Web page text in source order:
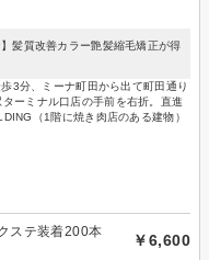
髪質改善カラー艶髪縮毛矯正が得
3分、ミーナ町田から出て町田通り
ーミナル口店の手前を右折。直進
（1階に焼き肉店のある建物）
ステ装着200本
￥6,600